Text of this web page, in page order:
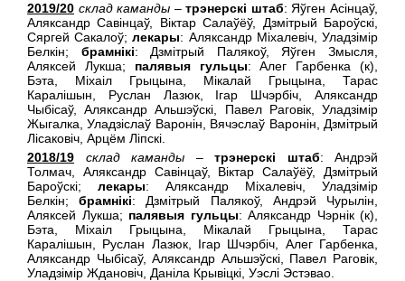
2019/20 склад каманды –трэнерскі штаб: Яўген Асiнцаў,
Аляксандр Савiнцаў, Віктар Салаўёў, Дзмітрый Бароўскі,
Сяргей Сакалоў;лекары: Аляксандр Мiхалевiч, Уладзiмiр
Белкiн; брамнікі: Дзмітрый Палякоў, Яўген Змысля,
Аляксей Лукша; палявыя гульцы: Алег Гарбенка (к),
Бэта, Мiхаiл Грыцына, Мiкалай Грыцына, Тарас
Каралішын, Руслан Лазюк, Ігар Шчэрбіч, Аляксандр
Чыбісаў, Аляксандр Альшэўскi, Павел Раговiк, Уладзiмiр
Жыгалка, Уладзiслаў Варонiн, Вячэслаў Варонiн, Дзмiтрый
Лiсаковiч, Арцём Лiпскi.
2018/19
склад каманды – трэнерскі штаб: Андрэй
Толмач, Аляксандр Савiнцаў, Віктар Салаўёў, Дзмітрый
Бароўскі; лекары: Аляксандр Мiхалевiч, Уладзiмiр
Белкiн;брамнікі: Дзмітрый Палякоў, Андрэй Чурылiн,
Аляксей Лукша; палявыя гульцы: Аляксандр Чэрнік (к),
Бэта, Мiхаiл Грыцына, Мiкалай Грыцына, Тарас
Каралішын, Руслан Лазюк, Ігар Шчэрбіч, Алег Гарбенка,
Аляксандр Чыбісаў, Аляксандр Альшэўскi, Павел Раговiк,
Уладзімір Ждановіч, Данiла Крывіцкі, Уэслi Эстэвао.